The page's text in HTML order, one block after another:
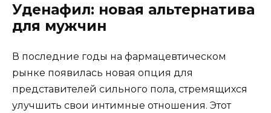
Уденафил: новая альтернатива
для мужчин
В последние годы на фармацевтическом
рынке появилась новая опция для
представителей сильного пола, стремящихся
улучшить свои интимные отношения. Этот